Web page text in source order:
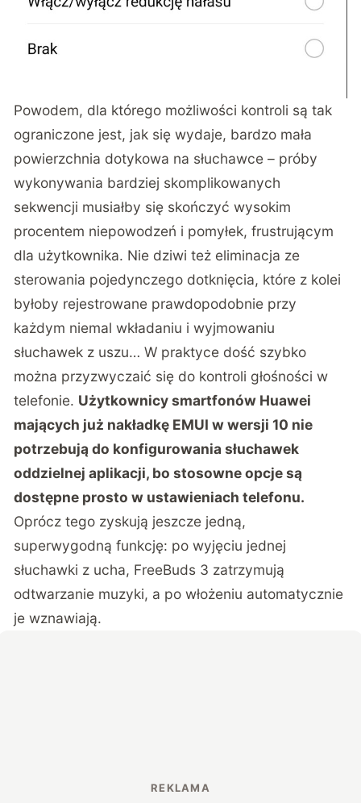
Powodem, dla którego możliwości kontroli są tak
ograniczone jest, jak się wydaje, bardzo mała
powierzchnia dotykowa na słuchawce – próby
wykonywania bardziej skomplikowanych
sekwencji musiałby się skończyć wysokim
procentem niepowodzeń i pomyłek, frustrującym
dla użytkownika. Nie dziwi też eliminacja ze
sterowania pojedynczego dotknięcia, które z kolei
byłoby rejestrowane prawdopodobnie przy
każdym niemal wkładaniu i wyjmowaniu
słuchawek z uszu… W praktyce dość szybko
można przyzwyczaić się do kontroli głośności w
telefonie. Użytkownicy smartfonów Huawei
mających już nakładkę EMUI w wersji 10 nie
potrzebują do konfigurowania słuchawek
oddzielnej aplikacji, bo stosowne opcje są
dostępne prosto w ustawieniach telefonu.
Oprócz tego zyskują jeszcze jedną,
superwygodną funkcję: po wyjęciu jednej
słuchawki z ucha, FreeBuds 3 zatrzymują
odtwarzanie muzyki, a po włożeniu automatycznie
je wznawiają.